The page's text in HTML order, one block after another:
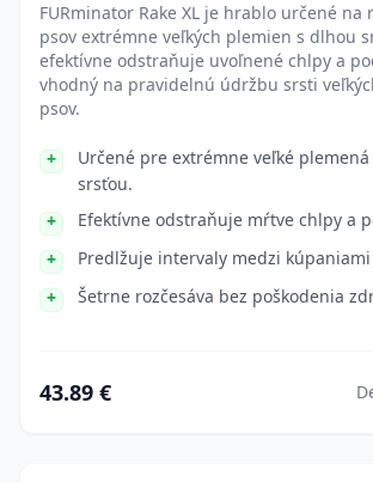
FURminator Rake XL je hrablo určené na
psov extrémne veľkých plemien s dlhou
efektívne odstraňuje uvoľnené chlpy a
vhodný na pravidelnú údržbu srsti
psov.
Určené pre extrémne veľké
srsťou.
Efektívne odstraňuje mŕtve chlpy a
Predlžuje intervaly medzi kúpaniami
Šetrne rozčesáva bez poškodenia
43.89 €